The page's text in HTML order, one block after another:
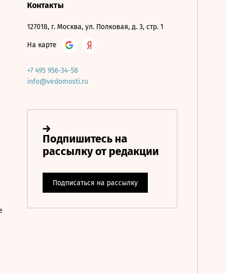
Контакты
127018, г. Москва, ул. Полковая, д. 3, стр. 1
На карте
+7 495 956-34-58
info@vedomosti.ru